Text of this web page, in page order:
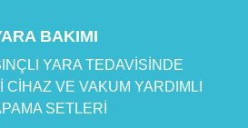
BAKIMI
YARA TEDAVİSİNDE
CİHAZ VE VAKUM YARDIMLI
SETLERİ